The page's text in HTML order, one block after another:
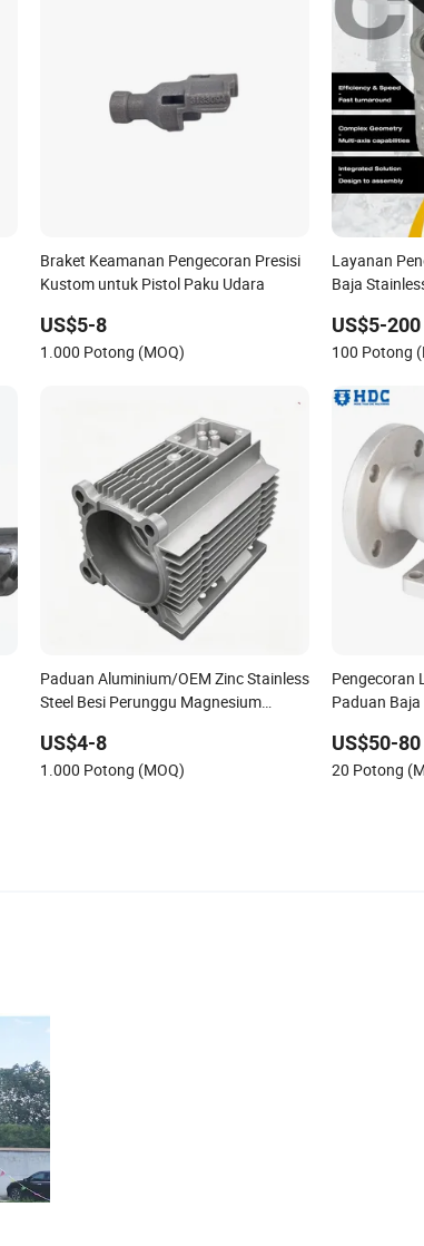
Braket Keamanan Pengecoran Presisi
Kustom untuk Pistol Paku Udara
US$5-8
1.000 Potong (MOQ)
Layanan
Baja
Dirgantara
US$5-200
100 Potong
Paduan Aluminium/OEM Zinc Stainless
Steel Besi Perunggu Magnesium
Hilang Presisi Squeeze Pengecoran
Aluminium Die
US$4-8
1.000 Potong (MOQ)
Pengecoran
Paduan
Pengecoran
US$50-80
20 Potong